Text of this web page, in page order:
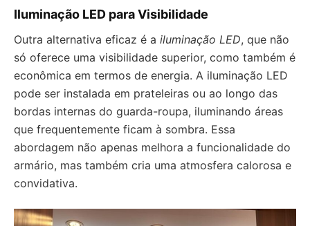
Iluminação LED para Visibilidade
Outra alternativa eficaz é a iluminação LED, que não
só oferece uma visibilidade superior, como também é
econômica em termos de energia. A iluminação LED
pode ser instalada em prateleiras ou ao longo das
bordas internas do guarda-roupa, iluminando áreas
que frequentemente ficam à sombra. Essa
abordagem não apenas melhora a funcionalidade do
armário, mas também cria uma atmosfera calorosa e
convidativa.